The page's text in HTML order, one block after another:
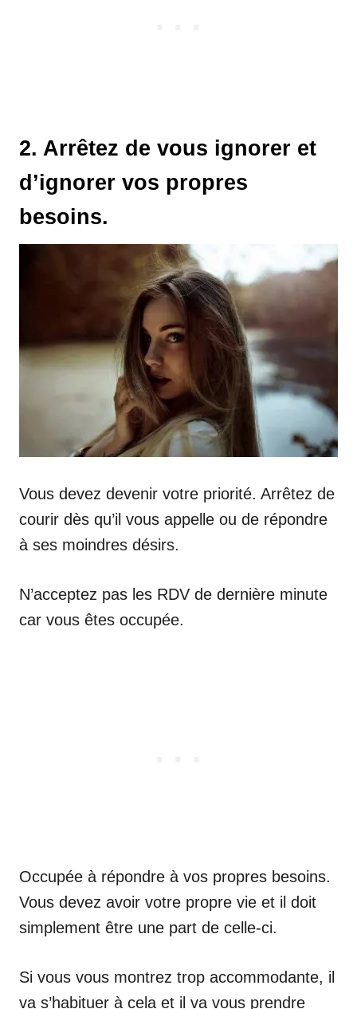
2. Arrêtez de vous ignorer et
d’ignorer vos propres
besoins.
Vous devez devenir votre priorité. Arrêtez de
courir dès qu’il vous appelle ou de répondre
à ses moindres désirs.
N’acceptez pas les RDV de dernière minute
car vous êtes occupée.
Occupée à répondre à vos propres besoins.
Vous devez avoir votre propre vie et il doit
simplement être une part de celle-ci.
Si vous vous montrez trop accommodante, il
va s’habituer à cela et il va vous prendre